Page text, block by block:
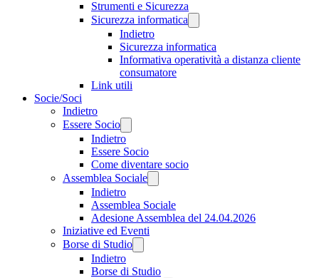
Strumenti e Sicurezza
Sicurezza informatica
Indietro
Sicurezza informatica
Informativa operatività a distanza cliente
consumatore
Link utili
Socie/Soci
Indietro
Essere Socio
Indietro
Essere Socio
Come diventare socio
Assemblea Sociale
Indietro
Assemblea Sociale
Adesione Assemblea del 24.04.2026
Iniziative ed Eventi
Borse di Studio
Indietro
Borse di Studio